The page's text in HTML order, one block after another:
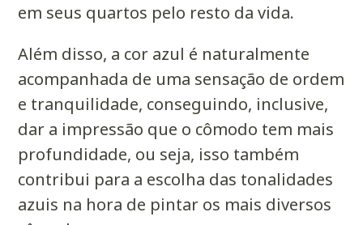
em seus quartos pelo resto da vida.
Além disso, a cor azul é naturalmente
acompanhada de uma sensação de ordem
e tranquilidade, conseguindo, inclusive,
dar a impressão que o cômodo tem mais
profundidade, ou seja, isso também
contribui para a escolha das tonalidades
azuis na hora de pintar os mais diversos